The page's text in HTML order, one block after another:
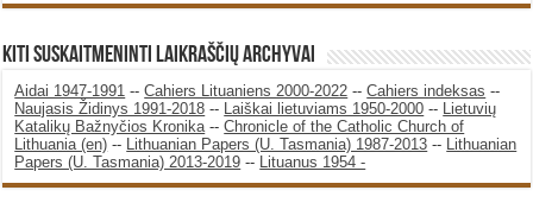
KITI SUSKAITMENINTI LAIKRAŠČIŲ ARCHYVAI
Aidai 1947-1991 --Cahiers Lituaniens 2000-2022 --Cahiers indeksas --
Naujasis Židinys 1991-2018 -- Laiškai lietuviams 1950-2000 -- Lietuvių
Katalikų Bažnyčios Kronika--Chronicle of the Catholic Church of
Lithuania (en) -- Lithuanian Papers (U. Tasmania) 1987-2013 -- Lithuanian
Papers (U. Tasmania) 2013-2019 -- Lituanus 1954 -